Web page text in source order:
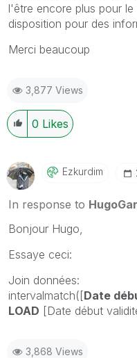
l'être encore plus pour
disposition pour des
Merci beaucoup
3,877 Views
0 Likes
Ezkurdim
In response to
Bonjour Hugo,
Essaye ceci:
Join données:
intervalmatch([Date
LOAD [Date début
3,868 Views